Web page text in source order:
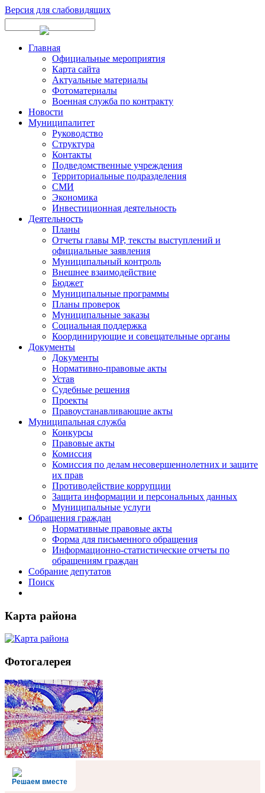
Версия для слабовидящих
Главная
Официальные мероприятия
Карта сайта
Актуальные материалы
Фотоматериалы
Военная служба по контракту
Новости
Муниципалитет
Руководство
Структура
Контакты
Подведомственные учреждения
Территориальные подразделения
СМИ
Экономика
Инвестиционная деятельность
Деятельность
Планы
Отчеты главы МР, тексты выступлений и
официальные заявления
Муниципальный контроль
Внешнее взаимодействие
Бюджет
Муниципальные программы
Планы проверок
Муниципальные заказы
Социальная поддержка
Координирующие и совещательные органы
Документы
Документы
Нормативно-правовые акты
Устав
Судебные решения
Проекты
Правоустанавливающие акты
Муниципальная служба
Конкурсы
Правовые акты
Комиссия
Комиссия по делам несовершеннолетних и защите
их прав
Противодействие коррупции
Защита информации и персональных данных
Муниципальные услуги
Обращения граждан
Нормативные правовые акты
Форма для письменного обращения
Информационно-статистические отчеты по
обращениям граждан
Собрание депутатов
Поиск
Карта района
Фотогалерея
Решаем вместе